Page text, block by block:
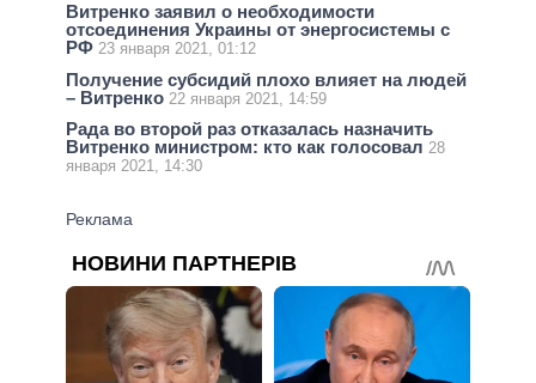
Витренко заявил о необходимости
отсоединения Украины от энергосистемы с
РФ 23 января 2021, 01:12
Получение субсидий плохо влияет на людей
– Витренко 22 января 2021, 14:59
Рада во второй раз отказалась назначить
Витренко министром: кто как голосовал 28
января 2021, 14:30